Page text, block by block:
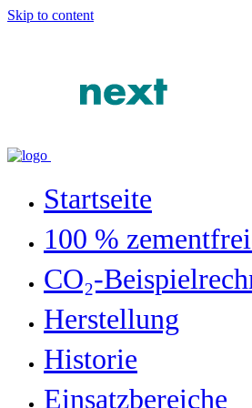
Skip to content
Startseite
100 %
CO₂-
Herstellung
Historie
Einsatzbereiche